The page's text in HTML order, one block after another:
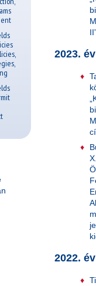
2023. év
2022. év